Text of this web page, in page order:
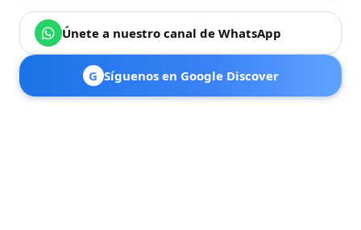
Únete a nuestro canal de WhatsApp
G Síguenos en Google Discover